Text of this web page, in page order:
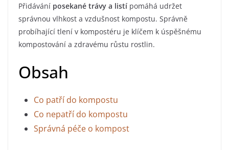
Přidávání posekané trávy a listí pomáhá udržet
správnou vlhkost a vzdušnost kompostu. Správně
probíhající tlení v kompostéru je klíčem k úspěšnému
kompostování a zdravému růstu rostlin.
Obsah
Co patří do kompostu
Co nepatří do kompostu
Správná péče o kompost